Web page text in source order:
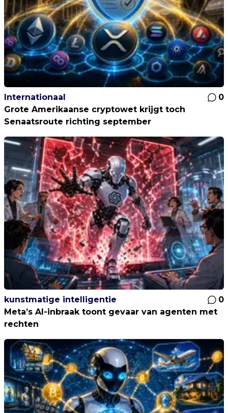
Internationaal
0
Grote Amerikaanse cryptowet krijgt toch
Senaatsroute richting september
kunstmatige intelligentie
0
Meta’s AI-inbraak toont gevaar van agenten met
rechten